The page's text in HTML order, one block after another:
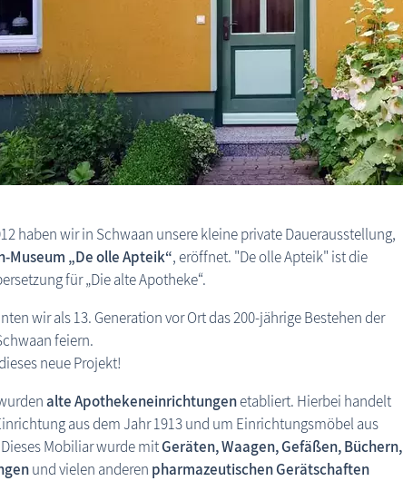
haben wir in Schwaan unsere kleine private Dauerausstellung,
Museum „De olle Apteik“, eröffnet. "De olle Apteik" ist die
für „Die alte Apotheke“.
wir als 13. Generation vor Ort das 200-jährige Bestehen der
feiern.
neue Projekt!
alte Apothekeneinrichtungenetabliert. Hierbei handelt
aus dem Jahr 1913 und um Einrichtungsmöbel aus
Mobiliar wurde mitGeräten, Waagen, Gefäßen, Büchern,
und vielen anderen pharmazeutischen Gerätschaften